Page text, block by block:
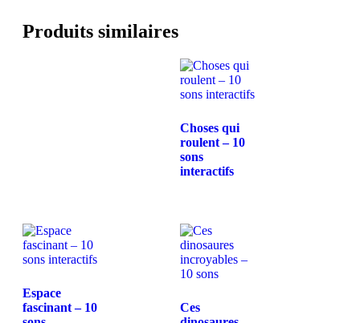
Produits similaires
Choses qui
roulent – 10
sons
interactifs
Espace
fascinant – 10
Ces